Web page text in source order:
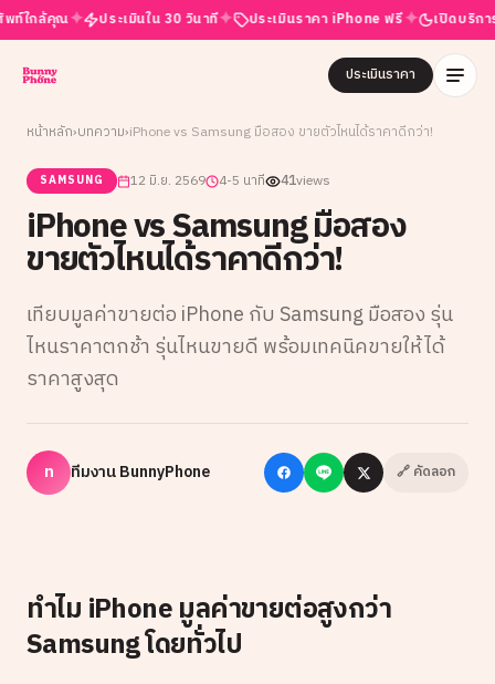
ล้คุณ✦ ประเมินใน 30 วินาที ✦ ประเมินราคา iPhone ฟรี✦ เปิดบริการ 24
ประเมินราคา
หน้าหลัก›บทความ›iPhone vs Samsung มือสอง ขายตัวไหนได้ราคาดีกว่า!
SAMSUNG 12 มิ.ย. 2569 4-5 นาที 41views
iPhone vs Samsung มือสอง
ขายตัวไหนได้ราคาดีกว่า!
เทียบมูลค่าขายต่อ iPhone กับ Samsung มือสอง รุ่น
ไหนราคาตกช้า รุ่นไหนขายดี พร้อมเทคนิคขายให้ได้
ราคาสูงสุด
ท ทีมงาน BunnyPhone 🔗 คัดลอก
ทำไม iPhone มูลค่าขายต่อสูงกว่า
Samsung โดยทั่วไป